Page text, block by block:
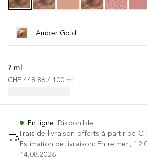
Amber Gold
7 ml
CHF 448.86 / 100 ml
En ligne: Disponible
Frais de livraison offerts à partir de
Estimation de livraison: Entre mer.,
14.08.2026